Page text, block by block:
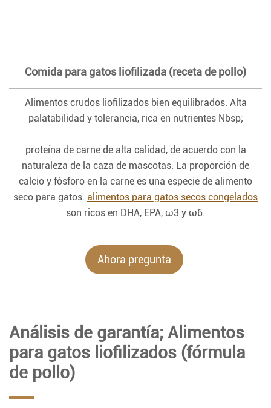
Comida para gatos liofilizada (receta de pollo)
Alimentos crudos liofilizados bien equilibrados. Alta
palatabilidad y tolerancia, rica en nutrientes Nbsp;
proteína de carne de alta calidad, de acuerdo con la
naturaleza de la caza de mascotas. La proporción de
calcio y fósforo en la carne es una especie de alimento
seco para gatos. alimentos para gatos secos congelados
son ricos en DHA, EPA, ω3 y ω6.
Ahora pregunta
Análisis de garantía; Alimentos
para gatos liofilizados (fórmula
de pollo)